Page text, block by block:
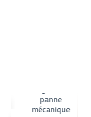
panne
mécanique